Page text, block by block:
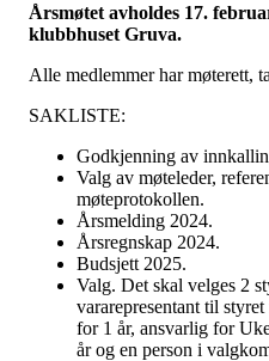
Årsmøtet avholdes 17.
klubbhuset Gruva.
Alle medlemmer har møterett,
SAKLISTE:
Godkjenning av
Valg av møteleder,
møteprotokollen.
Årsmelding 2024.
Årsregnskap 2024.
Budsjett 2025.
Valg. Det skal velges 2
vararepresentant til
for 1 år, ansvarlig for
år og en person i